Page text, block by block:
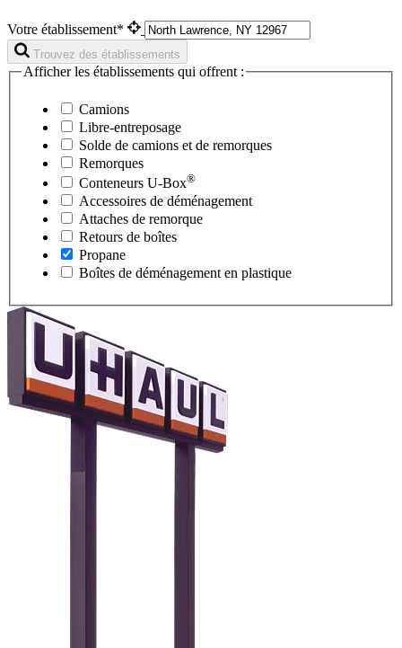
Votre établissement*
Trouvez des établissements
Afficher les établissements qui offrent :
Camions
Libre-entreposage
Solde de camions et de remorques
Remorques
Conteneurs U-Box®
Accessoires de déménagement
Attaches de remorque
Retours de boîtes
Propane
Boîtes de déménagement en plastique